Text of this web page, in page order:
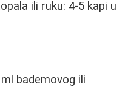
ili ruku: 4-5 kapi u
bademovog ili